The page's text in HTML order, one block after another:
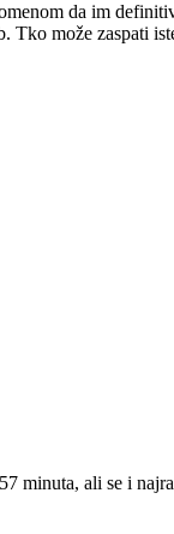
da im
Tko može zaspati
minuta, ali se i